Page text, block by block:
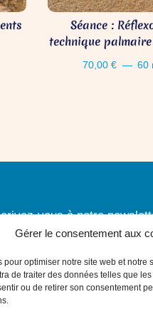
Gérer le consentement aux
optimiser notre site web et notre
de traiter des données telles que
ou de retirer son consentement
Séance :
technique
70,00€ 60
vous à notre
nos actualités sur nos
S'INSCRIRE À LA